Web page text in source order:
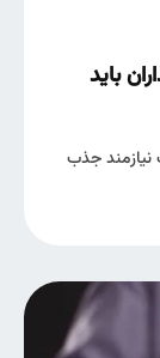
باید
جذب